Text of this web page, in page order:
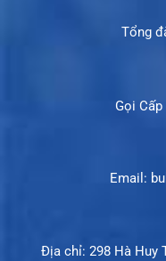
Tổng
Gọi
Email:
Địa chỉ: 298 Hà Huy